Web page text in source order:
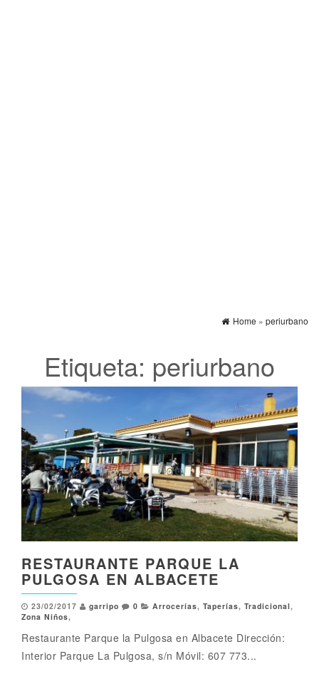
Home » periurbano
Etiqueta: periurbano
RESTAURANTE PARQUE LA
PULGOSA EN ALBACETE
23/02/2017 garripo 0 Arrocerías, Taperías, Tradicional,
Zona Niños,
Restaurante Parque la Pulgosa en Albacete Dirección:
Interior Parque La Pulgosa, s/n Móvil: 607 773...